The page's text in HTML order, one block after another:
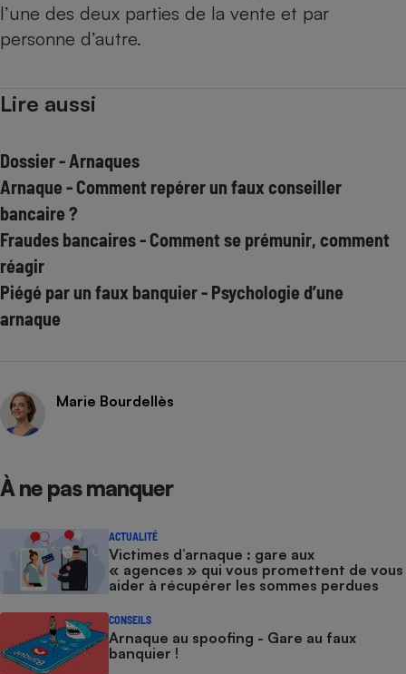
l’une des deux parties de la vente et par
personne d’autre.
Lire aussi
Dossier - Arnaques
Arnaque - Comment repérer un faux conseiller
bancaire ?
Fraudes bancaires - Comment se prémunir, comment
réagir
Piégé par un faux banquier - Psychologie d’une
arnaque
Marie Bourdellès
À ne pas manquer
ACTUALITÉ
Victimes d’arnaque : gare aux
« agences » qui vous promettent de vous
aider à récupérer les sommes perdues
CONSEILS
Arnaque au spoofing - Gare au faux
banquier !